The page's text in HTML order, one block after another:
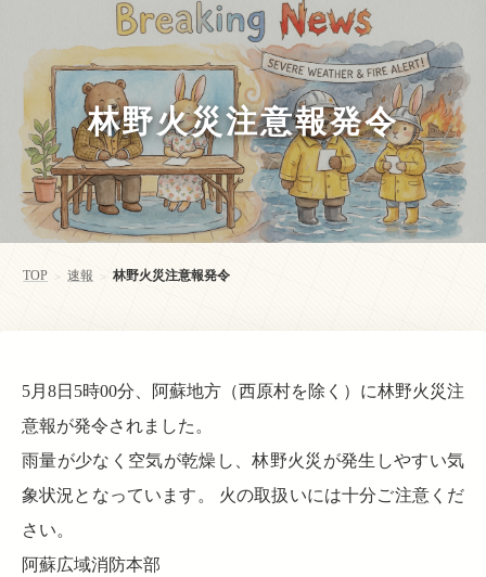
林野火災注意報発令
TOP > 速報 > 林野火災注意報発令
5月8日5時00分、阿蘇地方（西原村を除く）に林野火災注
意報が発令されました。
雨量が少なく空気が乾燥し、林野火災が発生しやすい気
象状況となっています。 火の取扱いには十分ご注意くだ
さい。
阿蘇広域消防本部